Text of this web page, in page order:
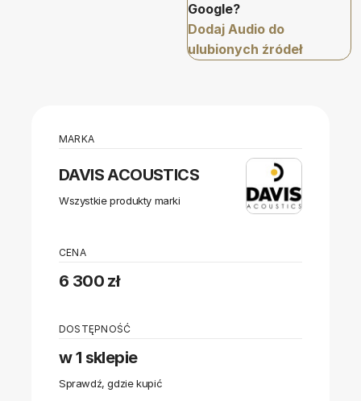
Google?
Dodaj Audio do
ulubionych źródeł
MARKA
DAVIS ACOUSTICS
Wszystkie produkty marki
CENA
6 300 zł
DOSTĘPNOŚĆ
w 1 sklepie
Sprawdź, gdzie kupić